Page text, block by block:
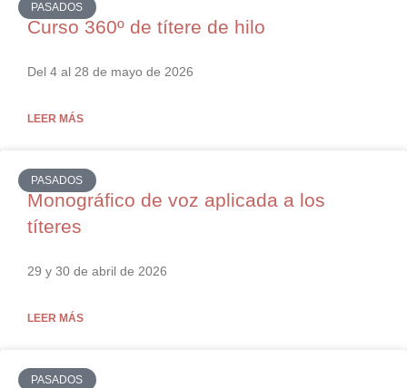
PASADOS
Curso 360º de títere de hilo
Del 4 al 28 de mayo de 2026
LEER MÁS
PASADOS
Monográfico de voz aplicada a los
títeres
29 y 30 de abril de 2026
LEER MÁS
PASADOS